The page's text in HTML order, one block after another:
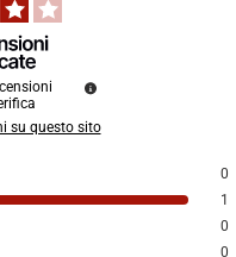
su questo sito
0
1
0
0